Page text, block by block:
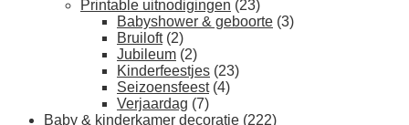
Printable uitnodigingen (23)
Babyshower & geboorte (3)
Bruiloft (2)
Jubileum (2)
Kinderfeestjes (23)
Seizoensfeest (4)
Verjaardag (7)
Baby & kinderkamer decoratie (222)